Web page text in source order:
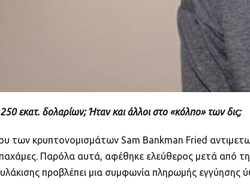
εκατ. δολαρίων; Ήταν και άλλοι στο «κόλπο» των δις;
των κρυπτονομισμάτων Sam Bankman Fried
Παρόλα αυτά, αφέθηκε ελεύθερος μετά από
προβλέπει μια συμφωνία πληρωμής εγγύησης